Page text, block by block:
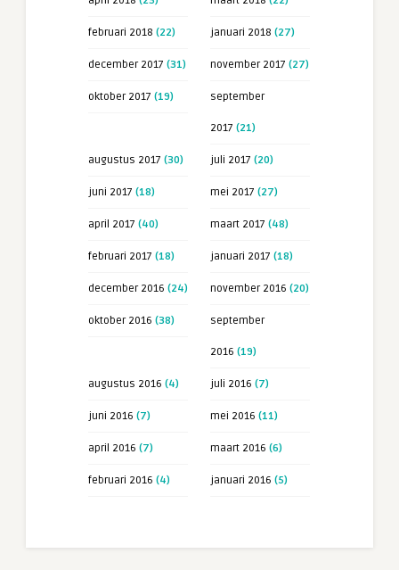
februari 2018 (22) januari 2018 (27)
december 2017 (31) november 2017 (27)
oktober 2017 (19) september
2017 (21)
augustus 2017 (30) juli 2017 (20)
juni 2017 (18) mei 2017 (27)
april 2017 (40) maart 2017 (48)
februari 2017 (18) januari 2017 (18)
december 2016 (24) november 2016 (20)
oktober 2016 (38) september
2016 (19)
augustus 2016 (4) juli 2016 (7)
juni 2016 (7) mei 2016 (11)
april 2016 (7) maart 2016 (6)
februari 2016 (4) januari 2016 (5)